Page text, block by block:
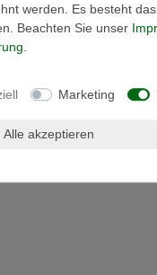
und saugstark. Da sie
für jedes Bad. Die
bis 95°C
Handtuch ebenso aus
und
Baumwolle ist
Ringgarn mit
spitze Gegenstände.
werden. Es besteht
Beachten Sie unser
.
Marketing
Alle akzeptieren